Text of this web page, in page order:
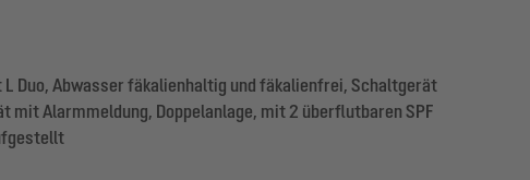
L Duo, Abwasser fäkalienhaltig und fäkalienfrei, Schaltgerät
mit Alarmmeldung, Doppelanlage, mit 2 überflutbaren SPF